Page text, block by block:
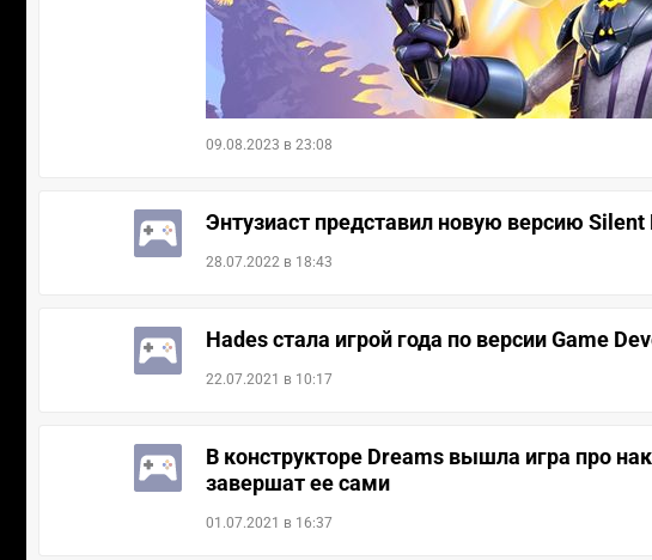
09.08.2023 в 23:08
Энтузиаст представил новую версию
28.07.2022 в 18:43
Hades стала игрой года по версии Game
22.07.2021 в 10:17
В конструкторе Dreams вышла игра про
завершат ее сами
01.07.2021 в 16:37